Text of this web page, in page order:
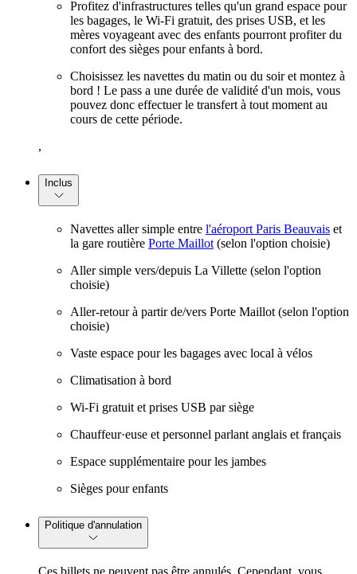
Profitez d'infrastructures telles qu'un grand espace pour
les bagages, le Wi-Fi gratuit, des prises USB, et les
mères voyageant avec des enfants pourront profiter du
confort des sièges pour enfants à bord.
Choisissez les navettes du matin ou du soir et montez à
bord ! Le pass a une durée de validité d'un mois, vous
pouvez donc effectuer le transfert à tout moment au
cours de cette période.
,
Inclus
Navettes aller simple entre l'aéroport Paris Beauvais et
la gare routière Porte Maillot (selon l'option choisie)
Aller simple vers/depuis La Villette (selon l'option
choisie)
Aller-retour à partir de/vers Porte Maillot (selon l'option
choisie)
Vaste espace pour les bagages avec local à vélos
Climatisation à bord
Wi-Fi gratuit et prises USB par siège
Chauffeur·euse et personnel parlant anglais et français
Espace supplémentaire pour les jambes
Sièges pour enfants
Politique d'annulation
Ces billets ne peuvent pas être annulés. Cependant, vous